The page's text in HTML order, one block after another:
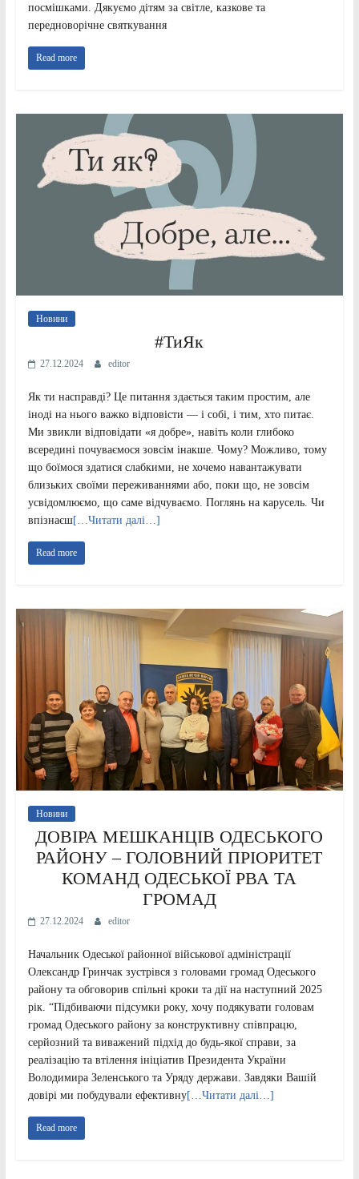
посмішками. Дякуємо дітям за світле, казкове та
передноворічне святкування
Read more
Новини
#ТиЯк
27.12.2024 editor
Як ти насправді? Це питання здається таким простим, але
іноді на нього важко відповісти — і собі, і тим, хто питає.
Ми звикли відповідати «я добре», навіть коли глибоко
всередині почуваємося зовсім інакше. Чому? Можливо, тому
що боїмося здатися слабкими, не хочемо навантажувати
близьких своїми переживаннями або, поки що, не зовсім
усвідомлюємо, що саме відчуваємо. Поглянь на карусель. Чи
впізнаєш[…Читати далі…]
Read more
Новини
ДОВІРА МЕШКАНЦІВ ОДЕСЬКОГО
РАЙОНУ – ГОЛОВНИЙ ПРІОРИТЕТ
КОМАНД ОДЕСЬКОЇ РВА ТА
ГРОМАД
27.12.2024 editor
Начальник Одеської районної військової адміністрації
Олександр Гринчак зустрівся з головами громад Одеського
району та обговорив спільні кроки та дії на наступний 2025
рік. “Підбиваючи підсумки року, хочу подякувати головам
громад Одеського району за конструктивну співпрацю,
серйозний та виважений підхід до будь-якої справи, за
реалізацію та втілення ініціатив Президента України
Володимира Зеленського та Уряду держави. Завдяки Вашій
довірі ми побудували ефективну[…Читати далі…]
Read more